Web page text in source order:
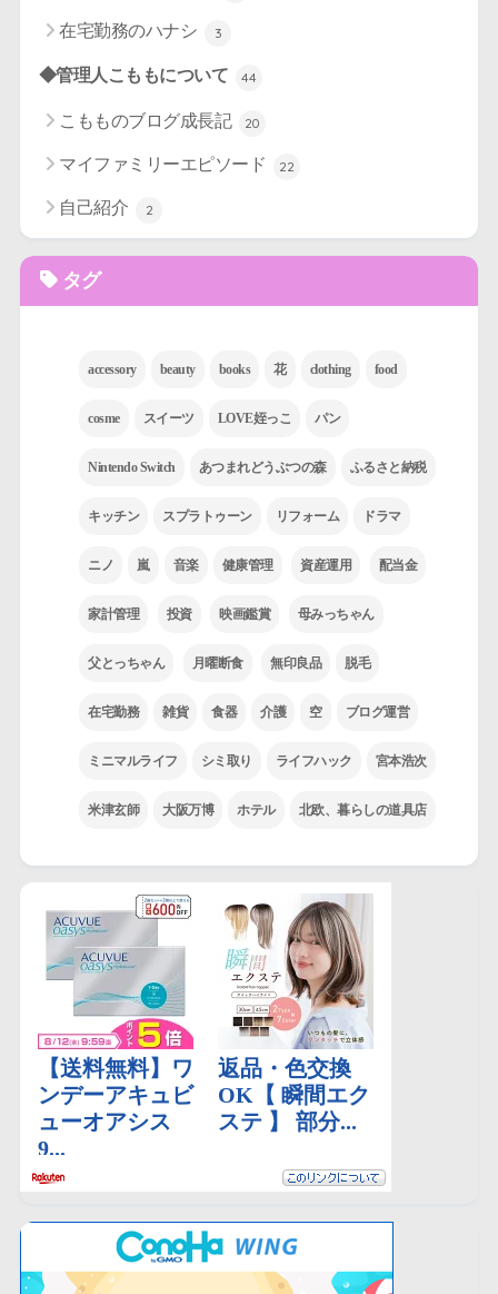
在宅勤務のハナシ 3
◆管理人こももについて 44
こもものブログ成長記 20
マイファミリーエピソード 22
自己紹介 2
タグ
accessory beauty books 花 clothing food
cosme スイーツ LOVE姪っこ パン
Nintendo Switch あつまれどうぶつの森 ふるさと納税
キッチン スプラトゥーン リフォーム ドラマ
ニノ 嵐 音楽 健康管理 資産運用 配当金
家計管理 投資 映画鑑賞 母みっちゃん
父とっちゃん 月曜断食 無印良品 脱毛
在宅勤務 雑貨 食器 介護 空 ブログ運営
ミニマルライフ シミ取り ライフハック 宮本浩次
米津玄師 大阪万博 ホテル 北欧、暮らしの道具店